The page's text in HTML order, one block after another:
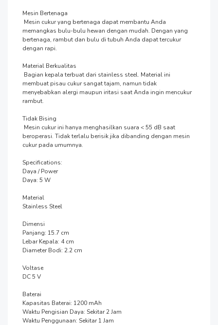
Mesin Bertenaga
memangkas bulu-bulu hewan dengan mudah. Dengan yang
bertenaga, rambut dan bulu di tubuh Anda dapat tercukur
dengan rapi.
Material Berkualitas
membuat pisau cukur sangat tajam, namun tidak
menyebabkan alergi maupun iritasi saat Anda ingin mencukur
rambut.
Tidak Bising
beroperasi. Tidak terlalu berisik jika dibanding dengan mesin
cukur pada umumnya.
Specifications:
Daya / Power
Daya: 5 W
Material
Stainless Steel
Dimensi
Panjang: 15.7 cm
Lebar Kepala: 4 cm
Diameter Bodi: 2.2 cm
Voltase
DC 5 V
Baterai
Kapasitas Baterai: 1200 mAh
Waktu Pengisian Daya: Sekitar 2 Jam
Waktu Penggunaan: Sekitar 1 Jam